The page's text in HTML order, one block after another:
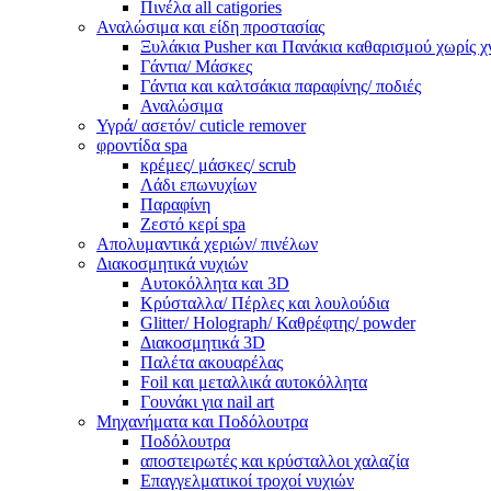
Πινέλα all catigories
Αναλώσιμα και είδη προστασίας
Ξυλάκια Pusher και Πανάκια καθαρισμού χωρίς
Γάντια/ Μάσκες
Γάντια και καλτσάκια παραφίνης/ ποδιές
Αναλώσιμα
Υγρά/ ασετόν/ cuticle remover
φροντίδα spa
κρέμες/ μάσκες/ scrub
Λάδι επωνυχίων
Παραφίνη
Ζεστό κερί spa
Απολυμαντικά χεριών/ πινέλων
Διακοσμητικά νυχιών
Αυτοκόλλητα και 3D
Κρύσταλλα/ Πέρλες και λουλούδια
Glitter/ Holograph/ Καθρέφτης/ powder
Διακοσμητικά 3D
Παλέτα ακουαρέλας
Foil και μεταλλικά αυτοκόλλητα
Γουνάκι για nail art
Μηχανήματα και Ποδόλουτρα
Ποδόλουτρα
αποστειρωτές και κρύσταλλοι χαλαζία
Επαγγελματικοί τροχοί νυχιών